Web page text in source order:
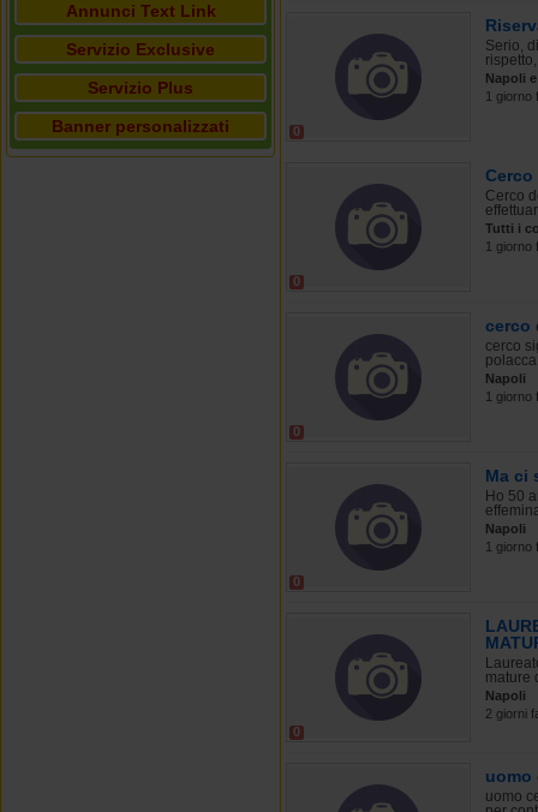
Annunci Text Link
Servizio Exclusive
Servizio Plus
Banner personalizzati
0
Serio,
Napoli
1 giorno
0
Cerco
Cerco
Tutti i
1 giorno
0
cerco
cerco
Napoli
1 giorno
0
Ma ci
Ho 50
Napoli
1 giorno
0
mature
Napoli
2 giorni
uomo
uomo